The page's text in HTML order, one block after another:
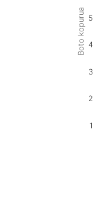
Boto kopurua